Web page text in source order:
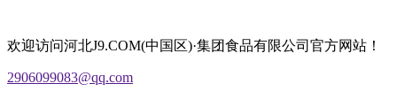
欢迎访问河北J9.COM(中国区)·集团食品有限公司官方网站！
2906099083@qq.com